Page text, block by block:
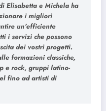
Elisabetta e Michela ha
i migliori
un’efficiente
i servizi che possono
dei vostri progetti.
formazioni classiche,
e rock, gruppi latino-
fino ad artisti di